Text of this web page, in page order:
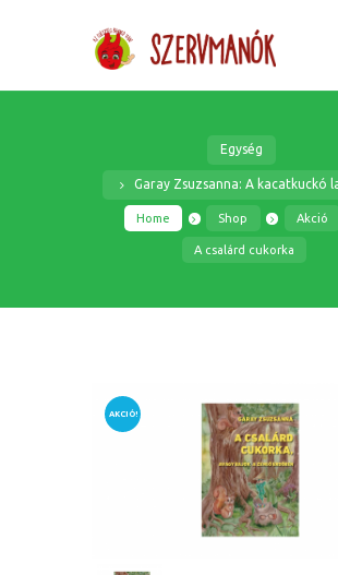
Egység
Garay Zsuzsanna: A kacatkuckó
Home Shop Akció
A csalárd cukorka
AKCIÓ!